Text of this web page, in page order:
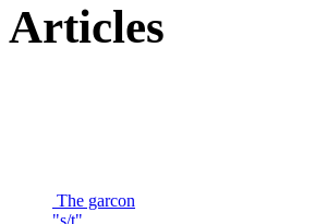
Articles
The garcon